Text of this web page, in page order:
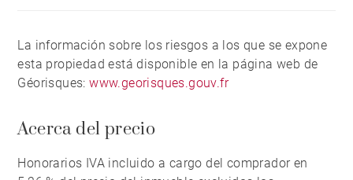
La información sobre los riesgos a los que se expone
esta propiedad está disponible en la página web de
Géorisques:www.georisques.gouv.fr
Acerca del precio
Honorarios IVA incluido a cargo del comprador en